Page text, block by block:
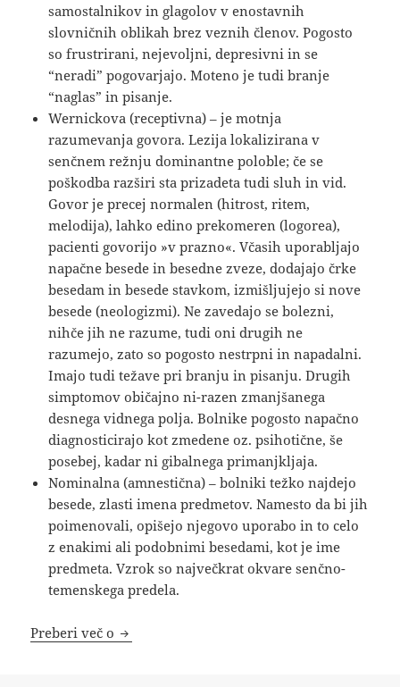
samostalnikov in glagolov v enostavnih
slovničnih oblikah brez veznih členov. Pogosto
so frustrirani, nejevoljni, depresivni in se
“neradi” pogovarjajo. Moteno je tudi branje
“naglas” in pisanje.
Wernickova (receptivna) – je motnja
razumevanja govora. Lezija lokalizirana v
senčnem režnju dominantne poloble; če se
poškodba razširi sta prizadeta tudi sluh in vid.
Govor je precej normalen (hitrost, ritem,
melodija), lahko edino prekomeren (logorea),
pacienti govorijo »v prazno«. Včasih uporabljajo
napačne besede in besedne zveze, dodajajo črke
besedam in besede stavkom, izmišljujejo si nove
besede (neologizmi). Ne zavedajo se bolezni,
nihče jih ne razume, tudi oni drugih ne
razumejo, zato so pogosto nestrpni in napadalni.
Imajo tudi težave pri branju in pisanju. Drugih
simptomov običajno ni-razen zmanjšanega
desnega vidnega polja. Bolnike pogosto napačno
diagnosticirajo kot zmedene oz. psihotične, še
posebej, kadar ni gibalnega primanjkljaja.
Nominalna (amnestična) – bolniki težko najdejo
besede, zlasti imena predmetov. Namesto da bi jih
poimenovali, opišejo njegovo uporabo in to celo
z enakimi ali podobnimi besedami, kot je ime
predmeta. Vzrok so največkrat okvare senčno-
temenskega predela.
Preberi več o Nevrologija